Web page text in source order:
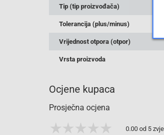
Tip (tip proizvođača)
Tolerancija (plus/minus)
Vrijednost otpora (otpor)
Vrsta proizvoda
Ocjene kupaca
Prosječna ocjena
0.00 od 5